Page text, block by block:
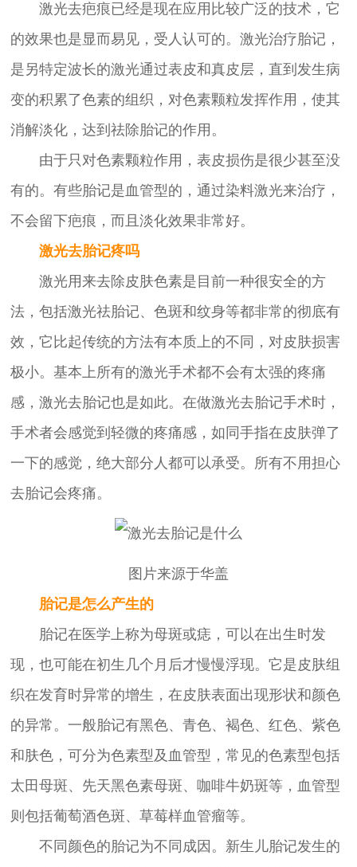
激光去疤痕已经是现在应用比较广泛的技术，它
的效果也是显而易见，受人认可的。激光治疗胎记，
是另特定波长的激光通过表皮和真皮层，直到发生病
变的积累了色素的组织，对色素颗粒发挥作用，使其
消解淡化，达到祛除胎记的作用。
由于只对色素颗粒作用，表皮损伤是很少甚至没
有的。有些胎记是血管型的，通过染料激光来治疗，
不会留下疤痕，而且淡化效果非常好。
激光去胎记疼吗
激光用来去除皮肤色素是目前一种很安全的方
法，包括激光祛胎记、色斑和纹身等都非常的彻底有
效，它比起传统的方法有本质上的不同，对皮肤损害
极小。基本上所有的激光手术都不会有太强的疼痛
感，激光去胎记也是如此。在做激光去胎记手术时，
手术者会感觉到轻微的疼痛感，如同手指在皮肤弹了
一下的感觉，绝大部分人都可以承受。所有不用担心
去胎记会疼痛。
图片来源于华盖
胎记是怎么产生的
胎记在医学上称为母斑或痣，可以在出生时发
现，也可能在初生几个月后才慢慢浮现。它是皮肤组
织在发育时异常的增生，在皮肤表面出现形状和颜色
的异常。一般胎记有黑色、青色、褐色、红色、紫色
和肤色，可分为色素型及血管型，常见的色素型包括
太田母斑、先天黑色素母斑、咖啡牛奶斑等，血管型
则包括葡萄酒色斑、草莓样血管瘤等。
不同颜色的胎记为不同成因。新生儿胎记发生的